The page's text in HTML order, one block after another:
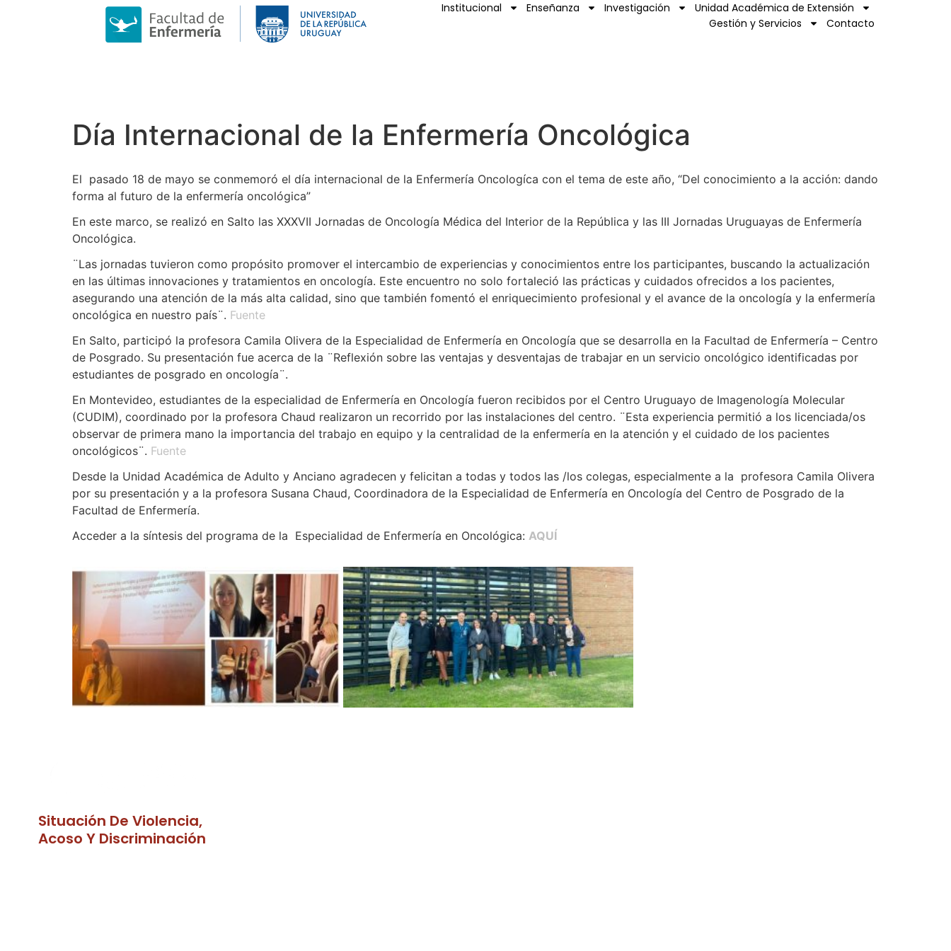
Institucional Enseñanza Investigación
Unidad Académica de Extensión
Gestión y Servicios
Contacto
Día Internacional de la Enfermería Oncológica
El pasado 18 de mayo se conmemoró el día internacional de la Enfermería Oncologíca con el tema de este año, “Del conocimiento a la acción: dando
forma al futuro de la enfermería oncológica”
En este marco, se realizó en Salto las XXXVII Jornadas de Oncología Médica del Interior de la República y las III Jornadas Uruguayas de Enfermería
Oncológica.
¨Las jornadas tuvieron como propósito promover el intercambio de experiencias y conocimientos entre los participantes, buscando la actualización
en las últimas innovaciones y tratamientos en oncología. Este encuentro no solo fortaleció las prácticas y cuidados ofrecidos a los pacientes,
asegurando una atención de la más alta calidad, sino que también fomentó el enriquecimiento profesional y el avance de la oncología y la enfermería
oncológica en nuestro país¨. Fuente
En Salto, participó la profesora Camila Olivera de la Especialidad de Enfermería en Oncología que se desarrolla en la Facultad de Enfermería – Centro
de Posgrado. Su presentación fue acerca de la ¨Reflexión sobre las ventajas y desventajas de trabajar en un servicio oncológico identificadas por
estudiantes de posgrado en oncología¨.
En Montevideo, estudiantes de la especialidad de Enfermería en Oncología fueron recibidos por el Centro Uruguayo de Imagenología Molecular
(CUDIM), coordinado por la profesora Chaud realizaron un recorrido por las instalaciones del centro. ¨Esta experiencia permitió a los licenciada/os
observar de primera mano la importancia del trabajo en equipo y la centralidad de la enfermería en la atención y el cuidado de los pacientes
oncológicos¨. Fuente
Desde la Unidad Académica de Adulto y Anciano agradecen y felicitan a todas y todos las /los colegas, especialmente a la profesora Camila Olivera
por su presentación y a la profesora Susana Chaud, Coordinadora de la Especialidad de Enfermería en Oncología del Centro de Posgrado de la
Facultad de Enfermería.
Acceder a la síntesis del programa de la Especialidad de Enfermería en Oncológica: AQUÍ
Situación De Violencia,
Acoso Y Discriminación